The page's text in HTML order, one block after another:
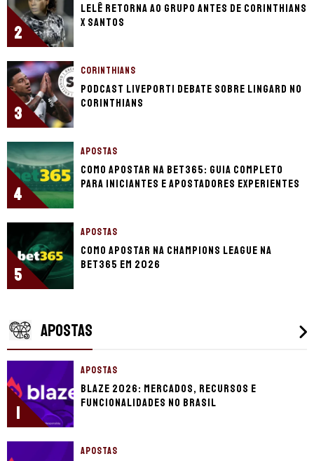
2
Lelê retorna ao grupo antes de Corinthians
x Santos
3
CORINTHIANS
Podcast LivePorTI debate sobre Lingard no
Corinthians
4
APOSTAS
Como apostar na bet365: guia completo
para iniciantes e apostadores experientes
5
APOSTAS
Como apostar na Champions League na
bet365 em 2026
APOSTAS
1
APOSTAS
Blaze 2026: mercados, recursos e
funcionalidades no Brasil
APOSTAS